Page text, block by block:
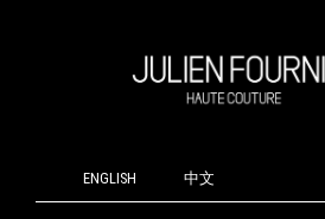
ENGLISH 中文